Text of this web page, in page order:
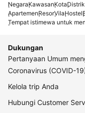
NegaraKawasanKotaDistrik
ApartemenResorVilaHostel
Tempat istimewa untuk
Dukungan
Pertanyaan Umum
Coronavirus (COVID-
Kelola trip Anda
Hubungi Customer